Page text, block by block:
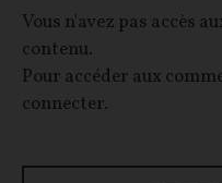
Vous n'avez pas accès
contenu.
Pour accéder aux
connecter.